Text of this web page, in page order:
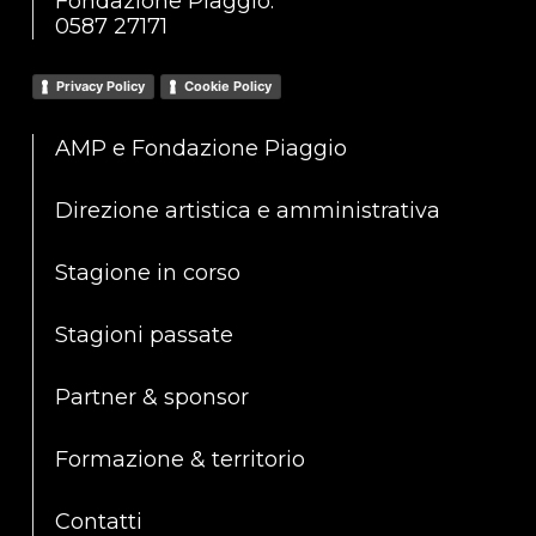
0587 27171
Privacy Policy Cookie Policy
AMP e Fondazione Piaggio
Direzione artistica e amministrativa
Stagione in corso
Stagioni passate
Partner & sponsor
Formazione & territorio
Contatti